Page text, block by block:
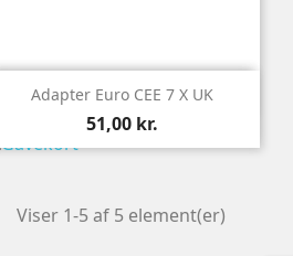
 Vis
Adapter Euro CEE 7 X UK
51,00 kr.
Viser 1-5 af 5 element(er)